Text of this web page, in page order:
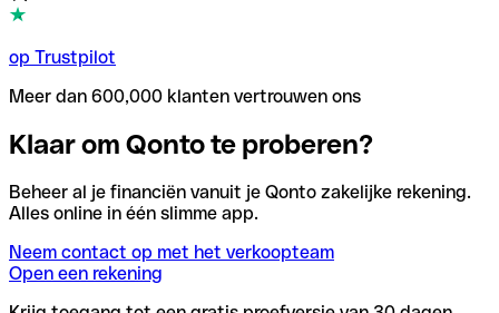
op Trustpilot
Meer dan 600,000 klanten vertrouwen ons
Klaar om Qonto te proberen?
Beheer al je financiën vanuit je Qonto zakelijke rekening.
Alles online in één slimme app.
Neem contact op met het verkoopteam
Open een rekening